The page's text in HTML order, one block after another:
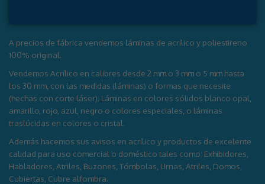
A precios de fábrica vendemos láminas de acrílico y poliestireno
100% original.
Vendemos Acrílico en calibres desde 2 mm o 3 mm o 5 mm hasta
los 30 mm, con las medidas (láminas) o formas que necesite
(hechas con corte láser). Láminas en colores sólidos blanco opal,
amarillo, rojo, azul, negro o colores especiales, o láminas
traslúcidas en colores o cristal.
Además hacemos sus avisos en acrílico y productos de excelente
calidad para uso comercial o doméstico tales como: Exhibidores,
Habladores, Atriles, Buzones, Tómbolas, Urnas, Atriles, Domos,
Cubiertas, Cubre alfombra.